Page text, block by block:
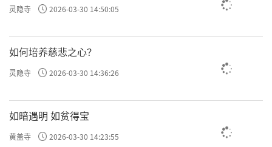
灵隐寺 2026-03-30 14:50:05
如何培养慈悲之心？
灵隐寺 2026-03-30 14:36:26
如暗遇明 如贫得宝
黄盖寺 2026-03-30 14:23:55